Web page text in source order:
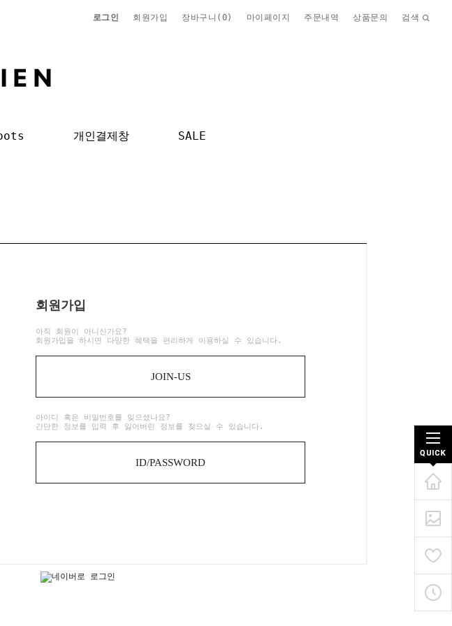
로그인 회원가입 장바구니( 0) 마이페이지 주문내역 상품문의 검색
개인결제창 SALE
회원가입
아직 회원이 아니신가요?
회원가입을 하시면 다양한 혜택을 편리하게 이용하실 수 있습니다.
JOIN-US
아이디 혹은 비밀번호를 잊으셨나요?
간단한 정보를 입력 후 잃어버린 정보를 찾으실 수 있습니다.
ID/PASSWORD